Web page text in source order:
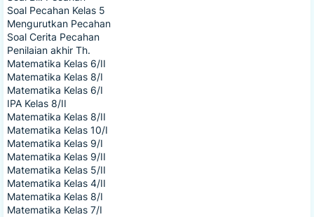
Soal Pecahan Kelas 5
Mengurutkan Pecahan
Soal Cerita Pecahan
Penilaian akhir Th.
Matematika Kelas 6/II
Matematika Kelas 8/I
Matematika Kelas 6/I
IPA Kelas 8/II
Matematika Kelas 8/II
Matematika Kelas 10/I
Matematika Kelas 9/I
Matematika Kelas 9/II
Matematika Kelas 5/II
Matematika Kelas 4/II
Matematika Kelas 8/I
Matematika Kelas 7/I